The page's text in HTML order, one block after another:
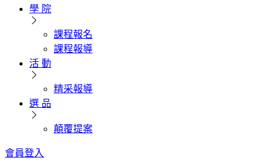
學 院
課程報名
課程報導
活 動
精采報導
選 品
顛覆提案
會員登入